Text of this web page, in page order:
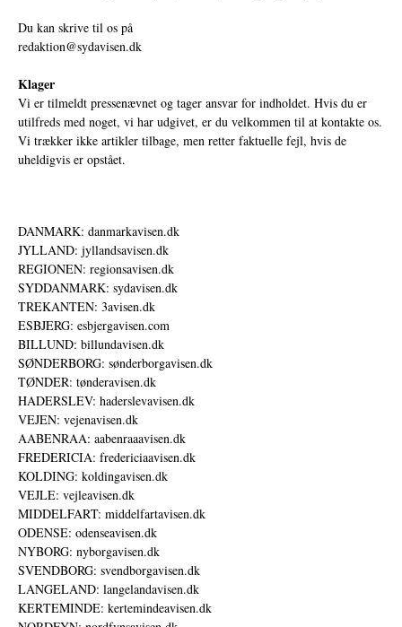
Du kan skrive til os på
redaktion@sydavisen.dk
Klager
Vi er tilmeldt pressenævnet og tager ansvar for indholdet. Hvis du er
utilfreds med noget, vi har udgivet, er du velkommen til at kontakte os.
Vi trækker ikke artikler tilbage, men retter faktuelle fejl, hvis de
uheldigvis er opstået.
DANMARK: danmarkavisen.dk
JYLLAND: jyllandsavisen.dk
REGIONEN: regionsavisen.dk
SYDDANMARK: sydavisen.dk
TREKANTEN: 3avisen.dk
ESBJERG: esbjergavisen.com
BILLUND: billundavisen.dk
SØNDERBORG: sønderborgavisen.dk
TØNDER: tønderavisen.dk
HADERSLEV: haderslevavisen.dk
VEJEN: vejenavisen.dk
AABENRAA: aabenraaavisen.dk
FREDERICIA: fredericiaavisen.dk
KOLDING: koldingavisen.dk
VEJLE: vejleavisen.dk
MIDDELFART: middelfartavisen.dk
ODENSE: odenseavisen.dk
NYBORG: nyborgavisen.dk
SVENDBORG: svendborgavisen.dk
LANGELAND: langelandavisen.dk
KERTEMINDE: kertemindeavisen.dk